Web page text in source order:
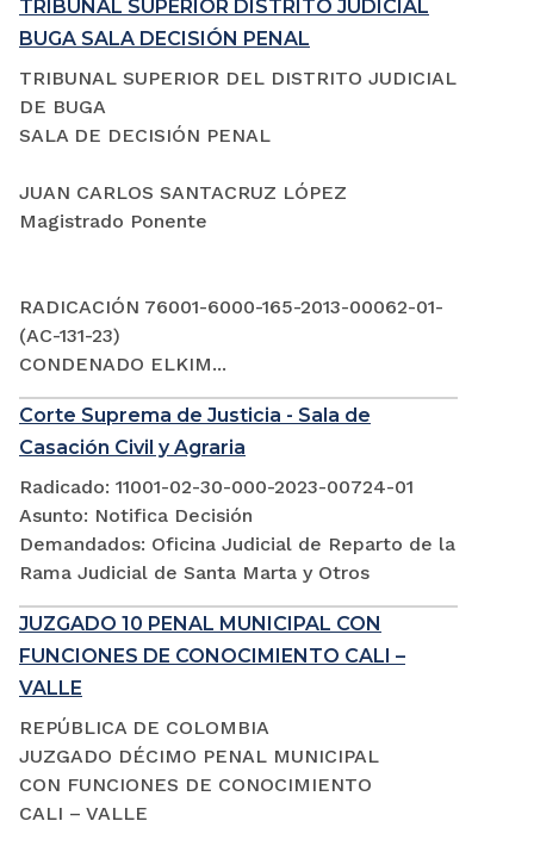
TRIBUNAL SUPERIOR DISTRITO JUDICIAL
BUGA SALA DECISIÓN PENAL
TRIBUNAL SUPERIOR DEL DISTRITO JUDICIAL
DE BUGA
SALA DE DECISIÓN PENAL
JUAN CARLOS SANTACRUZ LÓPEZ
Magistrado Ponente
RADICACIÓN 76001-6000-165-2013-00062-01-
(AC-131-23)
CONDENADO ELKIM...
Corte Suprema de Justicia - Sala de
Casación Civil y Agraria
Radicado: 11001-02-30-000-2023-00724-01
Asunto: Notifica Decisión
Demandados: Oficina Judicial de Reparto de la
Rama Judicial de Santa Marta y Otros
JUZGADO 10 PENAL MUNICIPAL CON
FUNCIONES DE CONOCIMIENTO CALI –
VALLE
REPÚBLICA DE COLOMBIA
JUZGADO DÉCIMO PENAL MUNICIPAL
CON FUNCIONES DE CONOCIMIENTO
CALI – VALLE